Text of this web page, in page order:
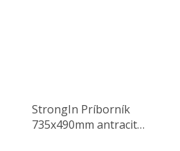
StrongIn Príborník
735x490mm antracit